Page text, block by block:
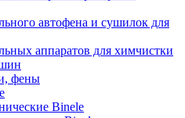
автофена и сушилок для
аппаратов для химчистки
фены
Binele